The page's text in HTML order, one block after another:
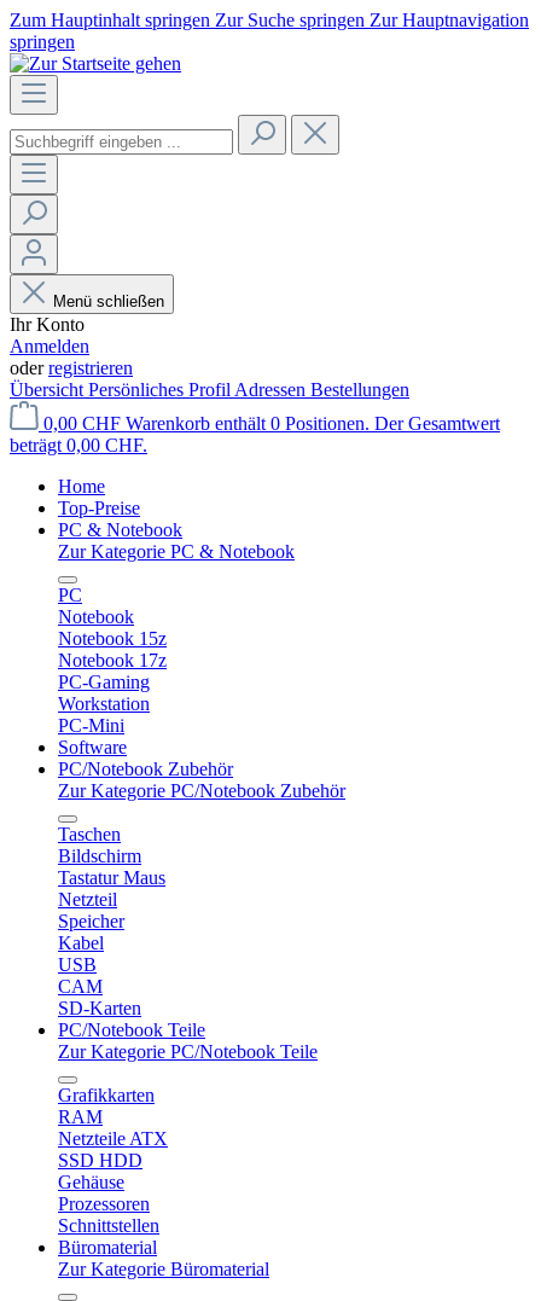
Zum Hauptinhalt springen Zur Suche springen Zur Hauptnavigation
springen
Menü schließen
Ihr Konto
Anmelden
oderregistrieren
Übersicht Persönliches Profil Adressen Bestellungen
0,00 CHF Warenkorb enthält 0 Positionen. Der Gesamtwert
beträgt 0,00 CHF.
Home
Top-Preise
PC & Notebook
Zur Kategorie PC & Notebook
PC
Notebook
Notebook 15z
Notebook 17z
PC-Gaming
Workstation
PC-Mini
Software
PC/Notebook Zubehör
Zur Kategorie PC/Notebook Zubehör
Taschen
Bildschirm
Tastatur Maus
Netzteil
Speicher
Kabel
USB
CAM
SD-Karten
PC/Notebook Teile
Zur Kategorie PC/Notebook Teile
Grafikkarten
RAM
Netzteile ATX
SSD HDD
Gehäuse
Prozessoren
Schnittstellen
Büromaterial
Zur Kategorie Büromaterial